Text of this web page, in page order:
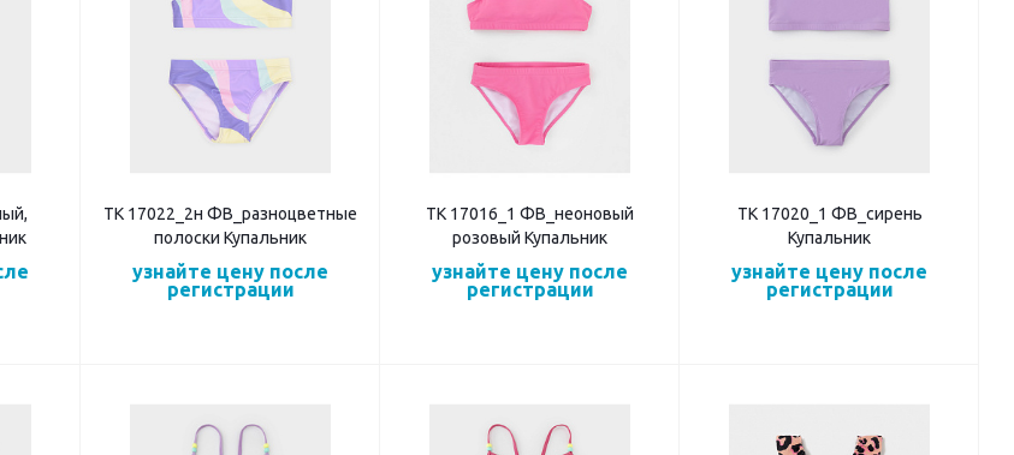
ТК 17022_2н ФВ_разноцветные
полоски Купальник
узнайте цену после
регистрации
ТК 17016_1 ФВ_неоновый
розовый Купальник
узнайте цену после
регистрации
ТК 17020_1 ФВ_сирень
Купальник
узнайте цену после
регистрации